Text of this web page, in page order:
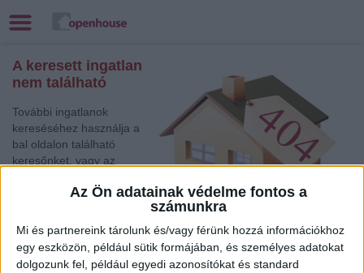
Az Ön adatainak védelme fontos a
számunkra
Mi és partnereink tárolunk és/vagy férünk hozzá információkhoz
egy eszközön, például sütik formájában, és személyes adatokat
dolgozunk fel, például egyedi azonosítókat és standard
A keresett ingatlan
nem található
További ingatlanok
kereséséhez használja a
bal oldalon található
keresőnket, vagy az
Miskolc
, Eladó Családi ház
,